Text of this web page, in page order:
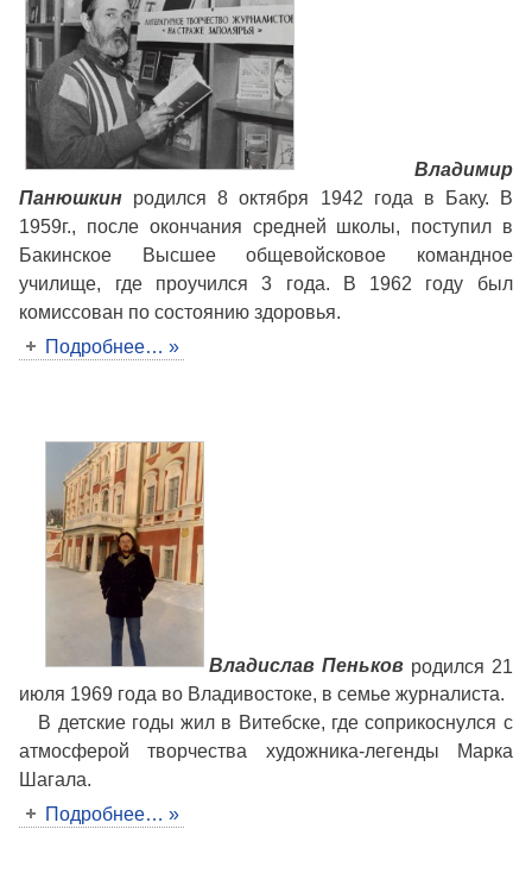
Владимир
Панюшкин родился 8 октября 1942 года в Баку. В
1959г., после окончания средней школы, поступил в
Бакинское Высшее общевойсковое командное
училище, где проучился 3 года. В 1962 году был
комиссован по состоянию здоровья.
Подробнее… »
Владислав Пеньковродился 21
июля 1969 года во Владивостоке, в семье журналиста.
В детские годы жил в Витебске, где соприкоснулся с
атмосферой творчества художника-легенды Марка
Шагала.
Подробнее… »